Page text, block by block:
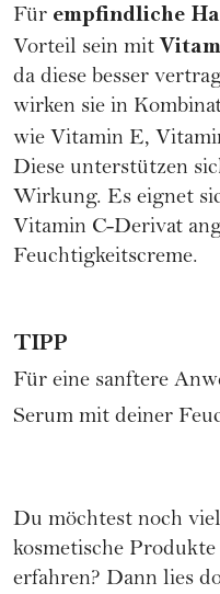
Für empfindliche
Vorteil sein mit
da diese besser
wirken sie in
wie Vitamin E,
Diese unterstützen
Wirkung. Es eignet
Vitamin C-Derivat
Feuchtigkeitscreme.
TIPP
Für eine sanftere
Serum mit deiner
Du möchtest noch
kosmetische
erfahren? Dann lies